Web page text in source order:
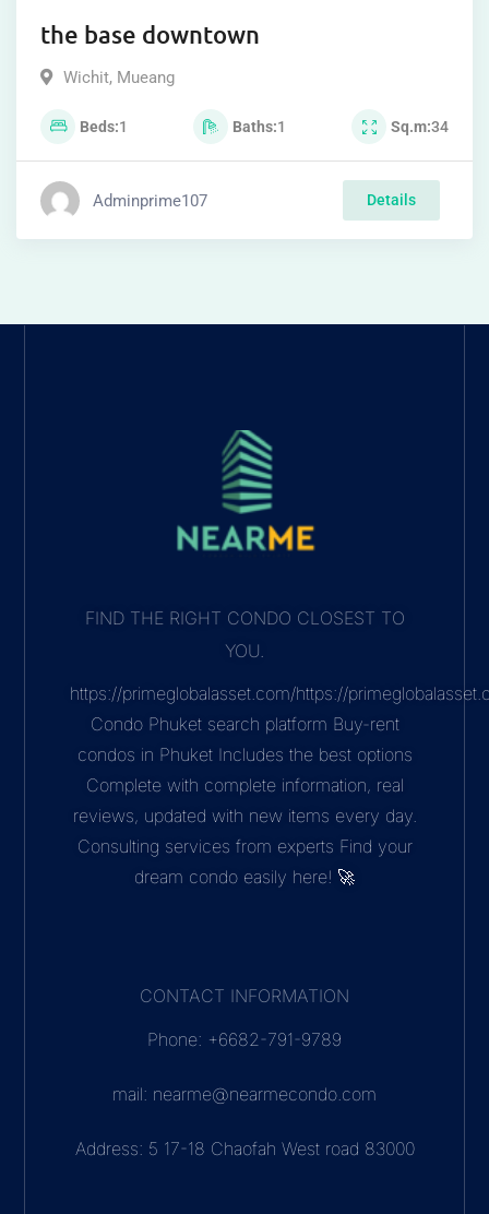
the base downtown
Wichit, Mueang
Beds 1 Baths 1 Sq.m 34
Adminprime107 Details
FIND THE RIGHT CONDO CLOSEST TO
YOU.
https://primeglobalasset.com/https://
Condo Phuket search platform Buy-rent
condos in Phuket Includes the best options
Complete with complete information, real
reviews, updated with new items every day.
Consulting services from experts Find your
dream condo easily here! 🚀
CONTACT INFORMATION
Phone: +6682-791-9789
mail: nearme@nearmecondo.com
Address: 5 17-18 Chaofah West road 83000